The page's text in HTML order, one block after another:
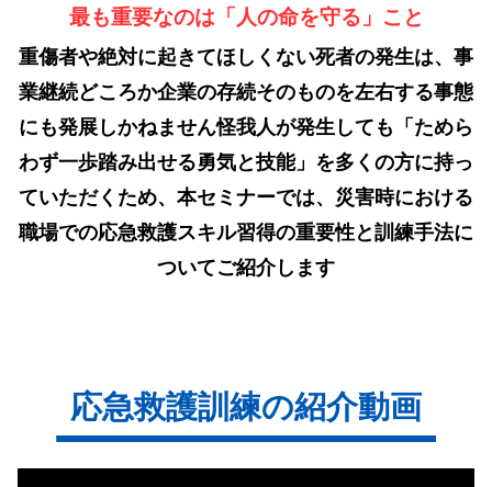
最も重要なのは「人の命を守る」こと
重傷者や絶対に起きてほしくない死者の発生は、事
業継続どころか企業の存続そのものを左右する事態
にも発展しかねません怪我人が発生しても「ためら
わず一歩踏み出せる勇気と技能」を多くの方に持っ
ていただくため、 本セミナーでは、災害時における
職場での応急救護スキル習得の重要性と訓練手法に
ついてご紹介します
応急救護訓練の紹介動画